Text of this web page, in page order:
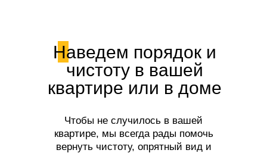
Наведем порядок и
чистоту в вашей
квартире или в доме
Чтобы не случилось в вашей
квартире, мы всегда рады помочь
вернуть чистоту, опрятный вид и